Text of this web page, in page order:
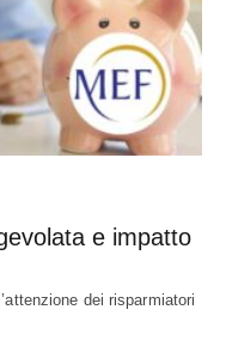
e impatto
dei risparmiatori